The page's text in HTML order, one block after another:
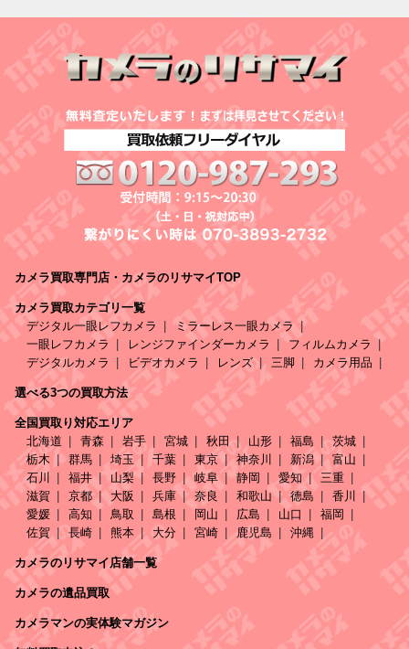
カメラ買取専門店・カメラのリサマイTOP
カメラ買取カテゴリ一覧
デジタル一眼レフカメラ
ミラーレス一眼カメラ
一眼レフカメラ
レンジファインダーカメラ
フィルムカメラ
デジタルカメラ
ビデオカメラ レンズ 三脚 カメラ用品
選べる3つの買取方法
全国買取り対応エリア
北海道
青森 岩手 宮城 秋田 山形 福島
茨城
栃木
群馬 埼玉 千葉 東京 神奈川 新潟
富山
石川
福井 山梨 長野 岐阜 静岡 愛知
三重
滋賀
京都 大阪 兵庫 奈良 和歌山 徳島
香川
愛媛
高知 鳥取 島根 岡山 広島 山口
福岡
佐賀
長崎 熊本 大分 宮崎 鹿児島 沖縄
カメラのリサマイ店舗一覧
カメラの遺品買取
カメラマンの実体験マガジン